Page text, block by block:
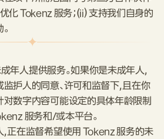
化 Tokenz 服务；(ii) 支持我们自身的
年人提供服务。如果你是未成年人，
护人的同意、许可和监督下，且在你
对数字内容可能设定的具体年龄限制
服务和/或本平台。
正在监督希望使用 Tokenz 服务的未